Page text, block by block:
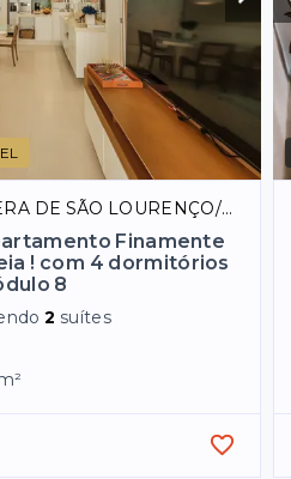
DE SÃO LOURENÇO/SP
Finamente
! com 4 dormitórios
8
2 suítes